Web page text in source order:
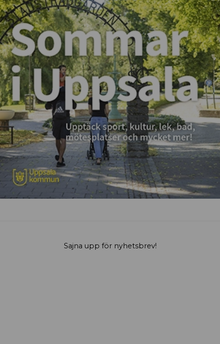
Sajna upp för nyhetsbrev!